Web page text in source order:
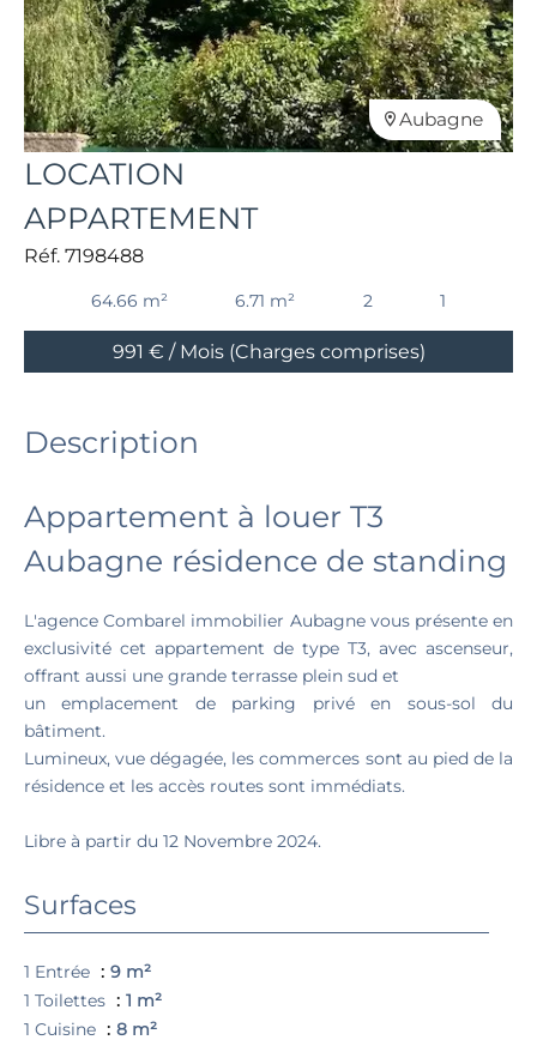
Aubagne
LOCATION
APPARTEMENT
Réf. 7198488
64.66 m² 6.71 m² 2 1
991 € / Mois (Charges comprises)
Description
Appartement à louer T3
Aubagne résidence de standing
L'agence Combarel immobilier Aubagne vous présente en
exclusivité cet appartement de type T3, avec ascenseur,
offrant aussi une grande terrasse plein sud et
un emplacement de parking privé en sous-sol du
bâtiment.
Lumineux, vue dégagée, les commerces sont au pied de la
résidence et les accès routes sont immédiats.
Libre à partir du 12 Novembre 2024.
Surfaces
1 Entrée
9 m²
1 Toilettes
1 m²
1 Cuisine
8 m²